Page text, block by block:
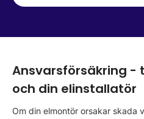
Ansvarsförsäkring -
och din elinstallatör
Om din elmontör orsakar skada